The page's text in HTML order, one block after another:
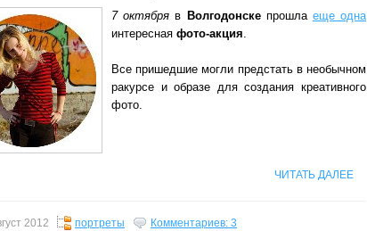
7 октября в Волгодонскепрошла еще одна
интересная фото-акция.
Все пришедшие могли предстать в необычном
ракурсе и образе для создания креативного
фото.
ЧИТАТЬ ДАЛЕЕ
2012 портреты Комментариев: 3